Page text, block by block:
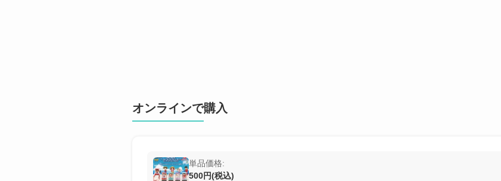
オンラインで購入
単品価格:
500円(税込)